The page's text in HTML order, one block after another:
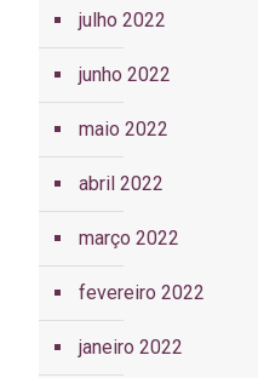
julho 2022
junho 2022
maio 2022
abril 2022
março 2022
fevereiro 2022
janeiro 2022